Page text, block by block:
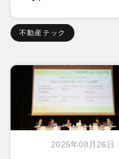
不動産テック
2025年08月26日